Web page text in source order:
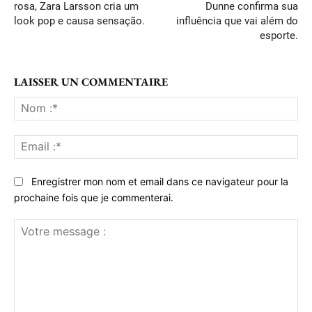
rosa, Zara Larsson cria um
look pop e causa sensação.
Dunne confirma sua
influência que vai além do
esporte.
LAISSER UN COMMENTAIRE
:*
:*
Enregistrer mon nom et email dans ce navigateur pour la
prochaine fois que je commenterai.